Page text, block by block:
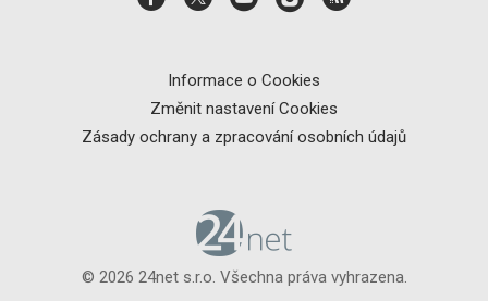
Informace o Cookies
Změnit nastavení Cookies
Zásady ochrany a zpracování osobních údajů
© 2026 24net s.r.o. Všechna práva vyhrazena.